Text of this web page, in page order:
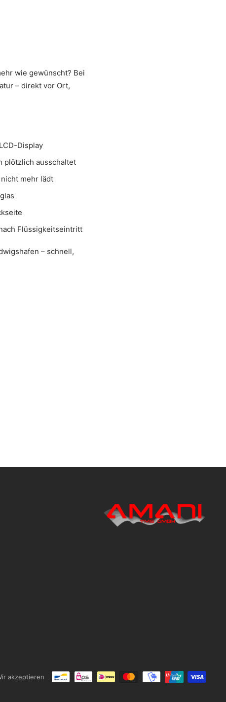
wie gewünscht? Bei
– direkt vor Ort,
Display
plötzlich ausschaltet
mehr lädt
Flüssigkeitseintritt
– schnell,
akzeptieren